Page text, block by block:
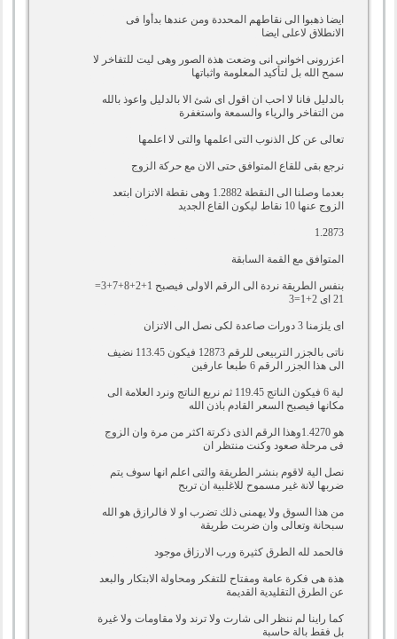
ايضا ذهبوا الى نقاطهم المحددة ومن عندها بدأوا فى
الانطلاق لاعلى ايضا
اعزرونى اخوانى انى وضعت هذة الصور وهى ليت للتفاخر لا
سمح الله بل لتأكيد المعلومة واثباتها
بالدليل فانا لا احب ان اقول اى شئ الا بالدليل واعوذ بالله
من التفاخر والرياء والسمعة واستغفرة
تعالى عن كل الذنوب التى اعلمها والتى لا اعلمها
نرجع بقى للقاع المتوافق حتى الان مع حركة الزوج
بعدما وصلنا الى النقطة 1.2882 وهى نقطة الاتزان ابتعد
الزوج عنها 10 نقاط ليكون القاع الجديد
1.2873
المتوافق مع القمة السابقة
بنفس الطريقة نردة الى الرقم الاولى فيصبح 1+2+8+7+3=
21 اى 2+1=3
اى يلزمنا 3 دورات صاعدة لكى نصل الى الاتزان
ناتى بالجزر التربيعى للرقم 12873 فيكون 113.45 نضيف
الى هذا الجزر الرقم 6 طبعا عارفين
لية 6 فيكون الناتج 119.45 ثم نربع الناتج ونرد العلامة الى
مكانها فيصبح السعر القادم باذن الله
هو 1.4270وهذا الرقم الذى ذكرتة اكثر من مرة وان الزوج
فى مرحلة صعود وكنت منتظر ان
نصل الية لاقوم بنشر الطريقة والتى اعلم انها سوف يتم
ضربها لانة غير مسموح للاغلبية ان تربح
من هذا السوق ولا يهمنى ذلك تضرب او لا فالرازق هو الله
سبحانة وتعالى وان ضربت طريقة
فالحمد لله الطرق كثيرة ورب الارزاق موجود
هذة هى فكرة عامة ومفتاح للتفكر ومحاولة الابتكار والبعد
عن الطرق التقليدية القديمة
كما راينا لم ننظر الى شارت ولا ترند ولا مقاومات ولا غيرة
بل فقط بالة حاسبة